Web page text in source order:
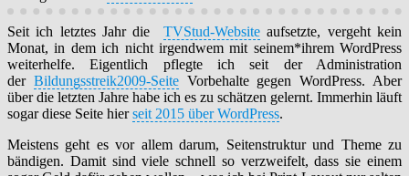
Seit ich letztes Jahr die TVStud-Website aufsetzte, vergeht kein
Monat, in dem ich nicht irgendwem mit seinem*ihrem WordPress
weiterhelfe. Eigentlich pflegte ich seit der Administration
der Bildungsstreik2009-SeiteVorbehalte gegen WordPress. Aber
über die letzten Jahre habe ich es zu schätzen gelernt. Immerhin läuft
sogar diese Seite hierseit 2015 über WordPress.
Meistens geht es vor allem darum, Seitenstruktur und Theme zu
bändigen. Damit sind viele schnell so verzweifelt, dass sie einem